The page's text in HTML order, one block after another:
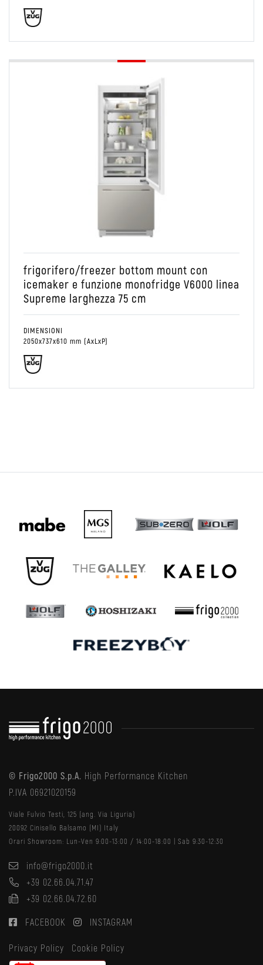
frigorifero/freezer bottom mount con
icemaker e funzione monofridge V6000 linea
Supreme larghezza 75 cm
DIMENSIONI
2050x737x610 mm (AxLxP)
Combinato Frigo/Freezer
© Frigo2000 S.p.A. High Performance Kitchen
P.IVA 06921020159
Viale Fulvio Testi, 125 (ang. Via Liguria)
20092 Cinisello Balsamo (MI) Italy
Orari Showroom: Lun-Ven 9:00-13:00 / 14:00-18:00 | Sab 9:30-12:30
info@frigo2000.it
+39 02.66.04.71.47
+39 02.66.04.72.60
FACEBOOK INSTAGRAM
Privacy Policy Cookie Policy